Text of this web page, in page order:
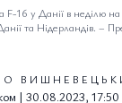
16 у Данії в неділю
та Нідерландів. –
| 30.08.2023,